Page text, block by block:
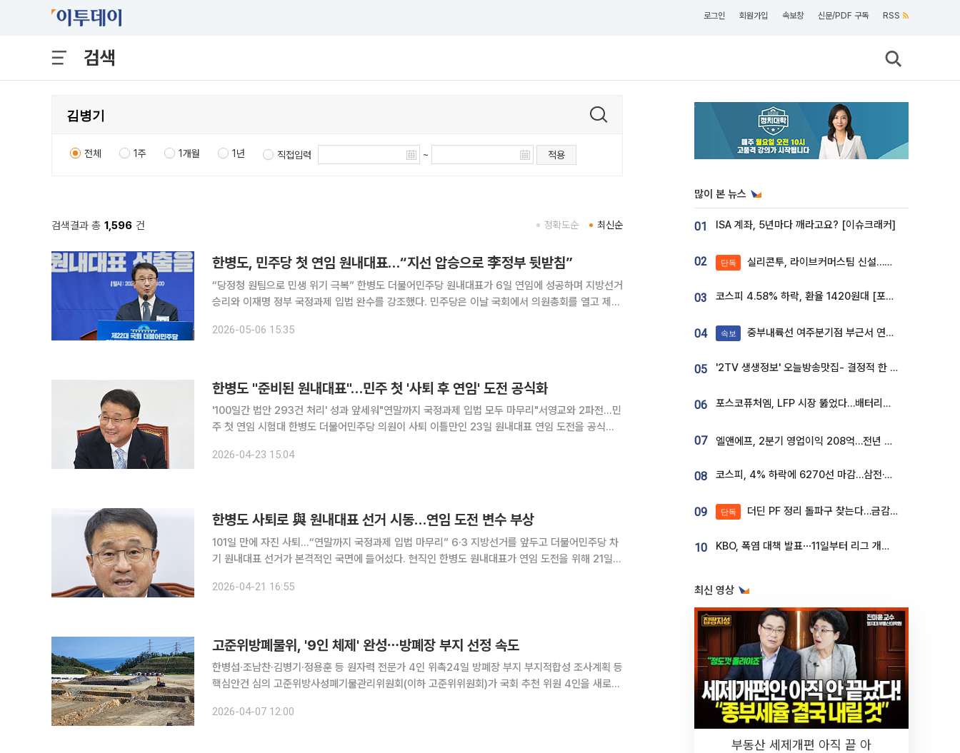
로그인 회원가입 속보창 신문/PDF 구독 RSS
검색
전체 1주 1개월 1년 직접입력 ~ 적용
검색결과 총 1,596 건 최신순
정확도순
한병도, 민주당 첫 연임 원내대표…“지선 압승으로 李정부 뒷받침”
“당정청 원팀으로 민생 위기 극복” 한병도 더불어민주당 원내대표가 6일 연임에 성공하며 지방선거
승리와 이재명 정부 국정과제 입법 완수를 강조했다. 민주당은 이날 국회에서 의원총회를 열고 제
2026-05-06 15:35
한병도 "준비된 원내대표"…민주 첫 '사퇴 후 연임' 도전 공식화
'100일간 법안 293건 처리' 성과 앞세워"연말까지 국정과제 입법 모두 마무리"서영교와 2파전…민
주 첫 연임 시험대 한병도 더불어민주당 의원이 사퇴 이틀만인 23일 원내대표 연임 도전을 공식화
선거 승리와 연말까지 국정과제 입법 완수를 공약으로 제시했
2026-04-23 15:04
한병도 사퇴로 與 원내대표 선거 시동…연임 도전 변수 부상
101일 만에 자진 사퇴…“연말까지 국정과제 입법 마무리” 6·3 지방선거를 앞두고 더불어민주당 차
기 원내대표 선거가 본격적인 국면에 들어섰다. 현직인 한병도 원내대표가 연임 도전을 위해 21일
을 열고 “이재명 정부 성공을 위해서는 올해 12월까지 주요 국정
2026-04-21 16:55
고준위방폐물위, '9인 체제' 완성⋯방폐장 부지 선정 속도
한병섭·조남찬·김병기·정용훈 등 원자력 전문가 4인 위촉24일 방폐장 부지 부지적합성 조사계획 등
핵심안건 심의 고준위방사성폐기물관리위원회(이하 고준위위원회)가 국회 추천 위원 4인을 새로
2026-04-07 12:00
많이 본 뉴스
01 ISA 계좌, 5년마다 깨라고요? [이슈크래커]
02 단독 실리콘투, 라이브커머스팀 신설…K뷰티 ‘글로벌 판매망’ 확대[K뷰티 라방戰]
03 코스피 4.58% 하락, 환율 1420원대 [포토]
04 속보 중부내륙선 여주분기점 부근서 연이은 추돌사고 발생
05 '2TV 생생정보' 오늘방송맛집- 결정적 한 수, 3종 메밀면! 메밀 소바 맛집 '의○○○○'
06 포스코퓨처엠, LFP 시장 뚫었다…배터리사와 대규모 장기 공급 합의
07 엘앤에프, 2분기 영업이익 208억…전년 比 흑자전환
08 코스피, 4% 하락에 6270선 마감…삼전·SK하닉 '와르르' 각각 6%·10%대 급락
09 단독 더딘 PF 정리 돌파구 찾는다…금감원, 1년 반 만에 매각설명회 재개
10 KBO, 폭염 대책 발표⋯11일부터 리그 개시ㆍ경기 오후 7시 시작
최신 영상
부동산 세제개편 아직 끝 아